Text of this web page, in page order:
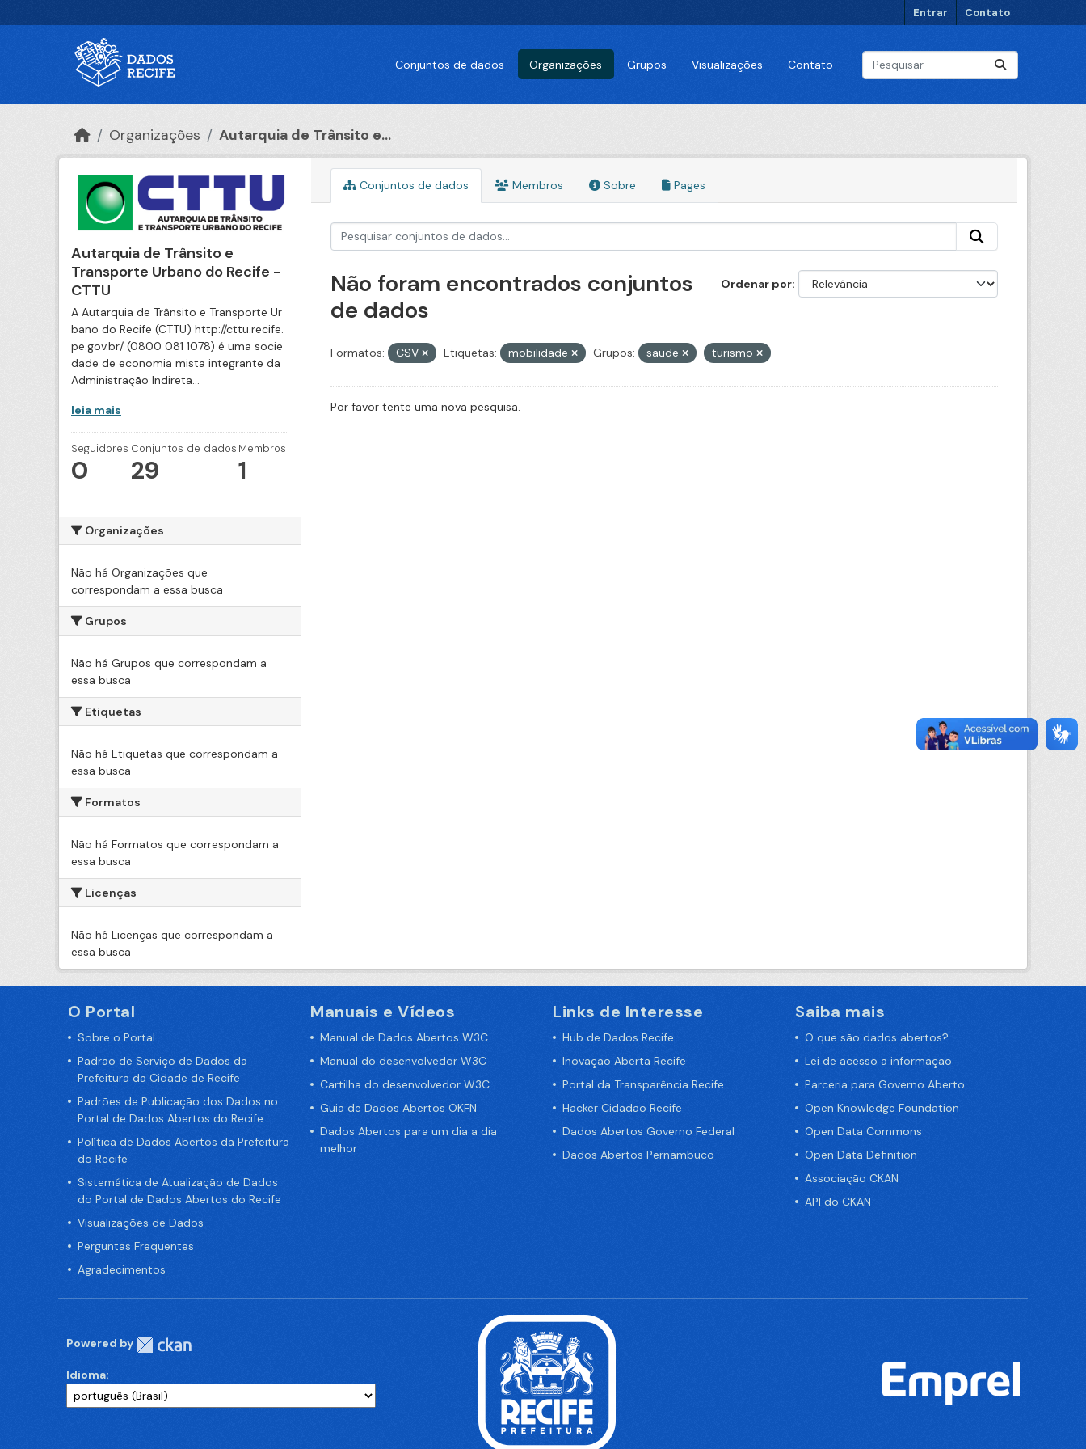
Entrar Contato
Conjuntos de dados Organizações Grupos Visualizações Contato
Organizações Autarquia de Trânsito e...
Autarquia de Trânsito e
Transporte Urbano do Recife -
CTTU
A Autarquia de Trânsito e Transporte Ur
bano do Recife (CTTU) http://cttu.recife.
pe.gov.br/ (0800 081 1078) é uma socie
dade de economia mista integrante da
Administração Indireta...
leia mais
Seguidores
0
Conjuntos de dados
29
Membros
1
Organizações
Não há Organizações que
correspondam a essa busca
Grupos
Não há Grupos que correspondam a
essa busca
Etiquetas
Não há Etiquetas que correspondam a
essa busca
Formatos
Não há Formatos que correspondam a
essa busca
Licenças
Não há Licenças que correspondam a
essa busca
Conjuntos de dados Membros Sobre Pages
Ordenar por
Não foram encontrados conjuntos
de dados
Formatos: CSV Etiquetas: mobilidade Grupos: saude turismo
Por favor tente uma nova pesquisa.
O Portal
Sobre o Portal
Padrão de Serviço de Dados da
Prefeitura da Cidade de Recife
Padrões de Publicação dos Dados no
Portal de Dados Abertos do Recife
Política de Dados Abertos da Prefeitura
do Recife
Sistemática de Atualização de Dados
do Portal de Dados Abertos do Recife
Visualizações de Dados
Perguntas Frequentes
Agradecimentos
Manuais e Vídeos
Manual de Dados Abertos W3C
Manual do desenvolvedor W3C
Cartilha do desenvolvedor W3C
Guia de Dados Abertos OKFN
Dados Abertos para um dia a dia
melhor
Links de Interesse
Hub de Dados Recife
Inovação Aberta Recife
Portal da Transparência Recife
Hacker Cidadão Recife
Dados Abertos Governo Federal
Dados Abertos Pernambuco
Saiba mais
O que são dados abertos?
Lei de acesso a informação
Parceria para Governo Aberto
Open Knowledge Foundation
Open Data Commons
Open Data Definition
Associação CKAN
API do CKAN
Powered by
Idioma